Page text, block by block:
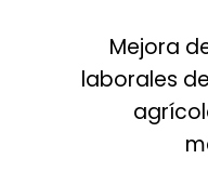
Mejora
laborales